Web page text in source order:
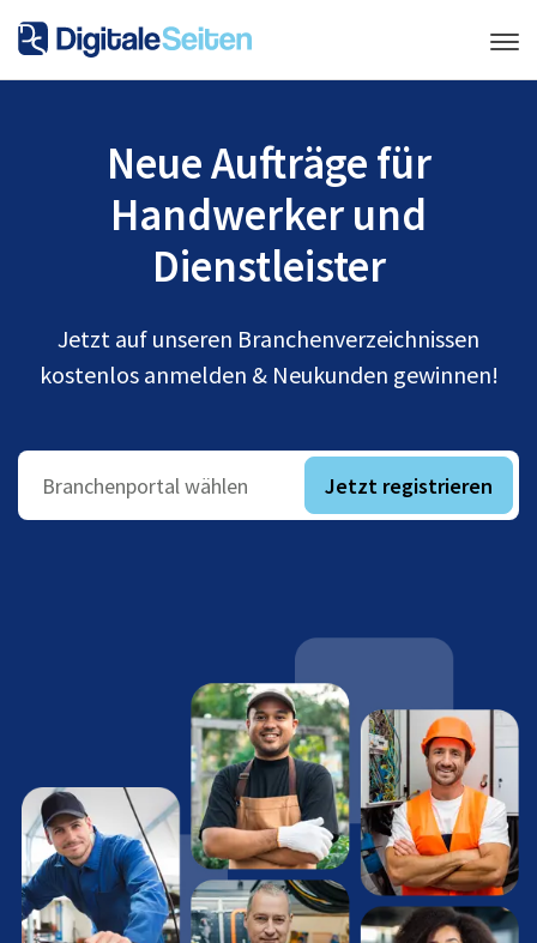
Neue Aufträge für
Handwerker und
Dienstleister
Jetzt auf unseren Branchenverzeichnissen
kostenlos anmelden & Neukunden gewinnen!
Branchenportal wählen Jetzt registrieren